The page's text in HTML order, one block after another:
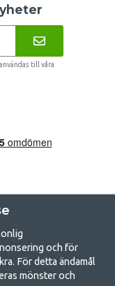
till våra
och för
För detta ändamål
mönster och